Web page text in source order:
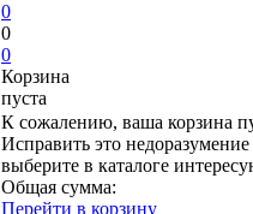
0
0
0
Корзина
пуста
К сожалению, ваша корзина
Исправить это
выберите в каталоге
Общая сумма:
Перейти в корзину